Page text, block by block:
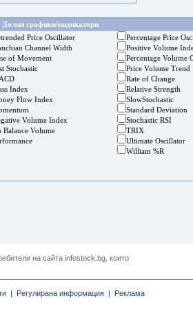
Долни графики/индикатори
Price Oscillator
Channel Width
of Movement
Stochastic
Index
Flow Index
Volume Index
Balance Volume
Percentage Price
Positive Volume
Percentage Volume
Price Volume Trend
Rate of Change
Relative Strength
SlowStochastic
Standard Deviation
Stochastic RSI
TRIX
Ultimate Oscillator
William %R
на сайта infostock.bg, които
| Регулирана информация | Реклама